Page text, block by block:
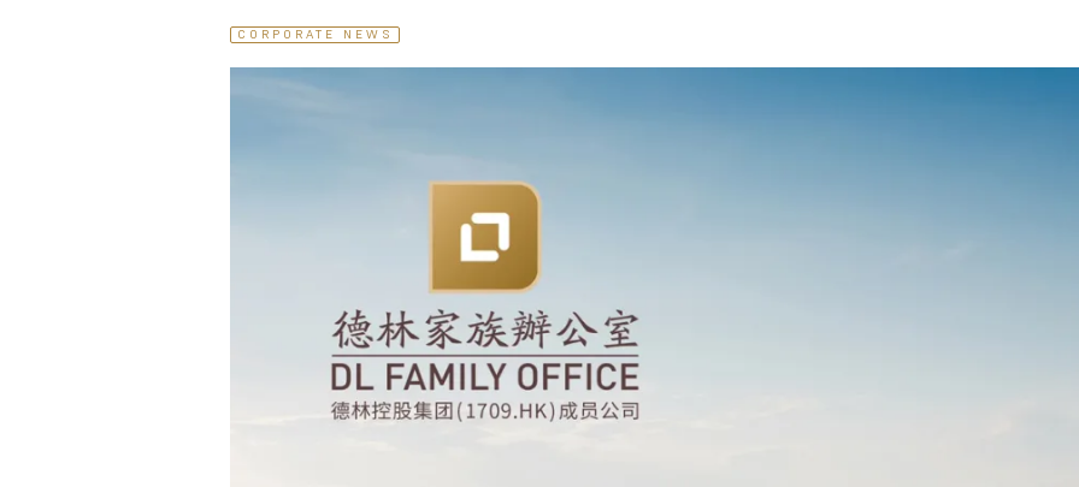
CORPORATE NEWS